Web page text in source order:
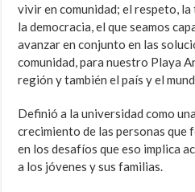
vivir en comunidad; el respeto,
la democracia, el que seamos
avanzar en conjunto en las
comunidad, para nuestro Playa
región y también el país y el
Definió a la universidad como
crecimiento de las personas
en los desafíos que eso implica
a los jóvenes y sus familias.